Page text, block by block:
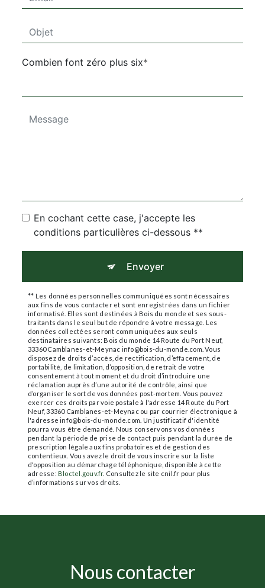
Combien font zéro plus six
En cochant cette case, j'accepte les
conditions particulières ci-dessous **
Envoyer
** Les données personnelles communiquées sont nécessaires
aux fins de vous contacter et sont enregistrées dans un fichier
informatisé. Elles sont destinées à Bois du monde et ses sous-
traitants dans le seul but de répondre à votre message. Les
données collectées seront communiquées aux seuls
destinataires suivants: Bois du monde 14 Route du Port Neuf,
33360 Camblanes-et-Meynac info@bois-du-monde.com. Vous
disposez de droits d’accès, de rectification, d’effacement, de
portabilité, de limitation, d’opposition, de retrait de votre
consentement à tout moment et du droit d’introduire une
réclamation auprès d’une autorité de contrôle, ainsi que
d’organiser le sort de vos données post-mortem. Vous pouvez
exercer ces droits par voie postale à l'adresse 14 Route du Port
Neuf, 33360 Camblanes-et-Meynac ou par courrier électronique à
l'adresse info@bois-du-monde.com. Un justificatif d'identité
pourra vous être demandé. Nous conservons vos données
pendant la période de prise de contact puis pendant la durée de
prescription légale aux fins probatoires et de gestion des
contentieux. Vous avez le droit de vous inscrire sur la liste
d'opposition au démarchage téléphonique, disponible à cette
adresse:
Bloctel.gouv.fr. Consultez le site cnil.fr pour plus
d’informations sur vos droits.
Nous contacter